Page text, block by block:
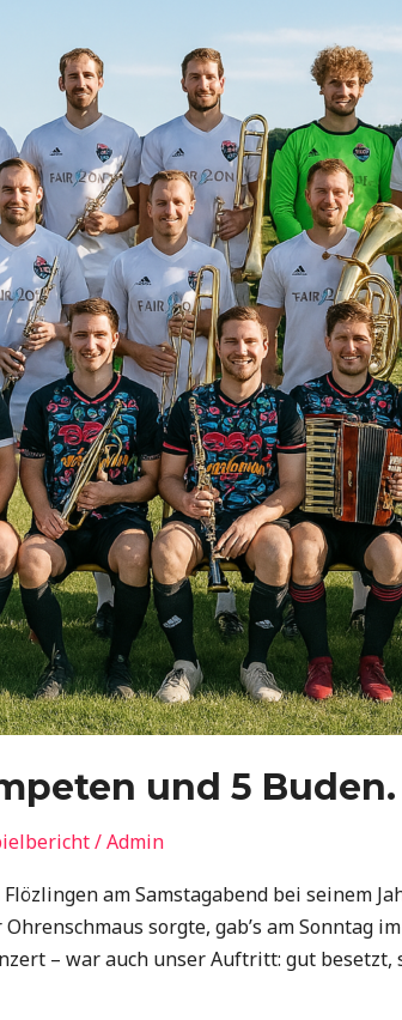
und 5 Buden.
/Admin
am Samstagabend bei seinem
sorgte, gab’s am
– war auch unser Auftritt: gut